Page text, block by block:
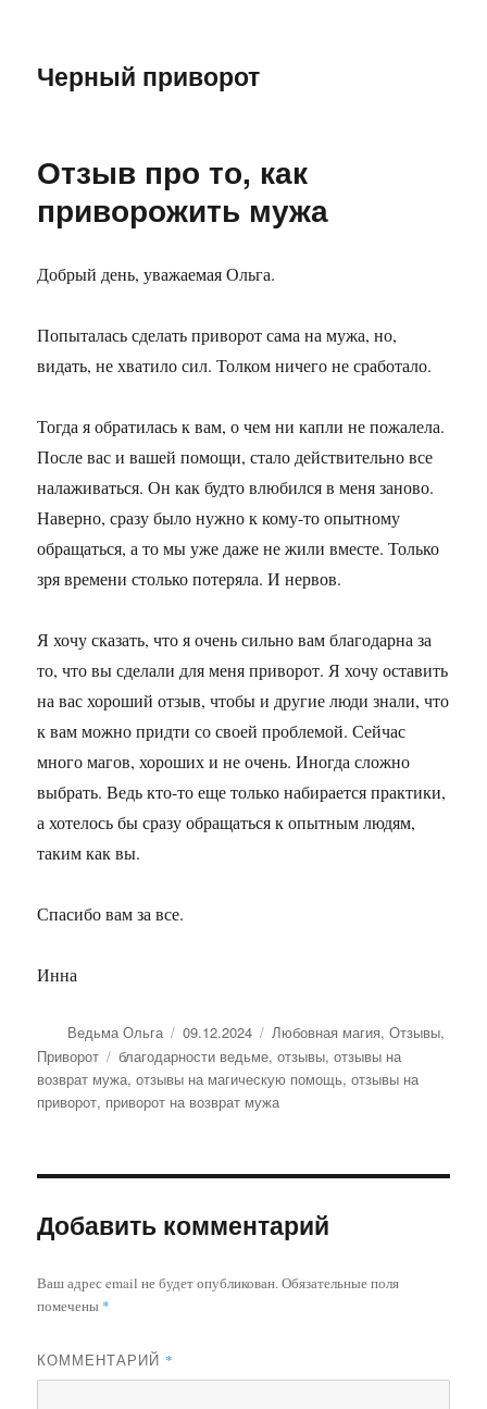
Черный приворот
Отзыв про то, как
приворожить мужа
Добрый день, уважаемая Ольга.
Попыталась сделать приворот сама на мужа, но,
видать, не хватило сил. Толком ничего не сработало.
Тогда я обратилась к вам, о чем ни капли не пожалела.
После вас и вашей помощи, стало действительно все
налаживаться. Он как будто влюбился в меня заново.
Наверно, сразу было нужно к кому-то опытному
обращаться, а то мы уже даже не жили вместе. Только
зря времени столько потеряла. И нервов.
Я хочу сказать, что я очень сильно вам благодарна за
то, что вы сделали для меня приворот. Я хочу оставить
на вас хороший отзыв, чтобы и другие люди знали, что
к вам можно придти со своей проблемой. Сейчас
много магов, хороших и не очень. Иногда сложно
выбрать. Ведь кто-то еще только набирается практики,
а хотелось бы сразу обращаться к опытным людям,
таким как вы.
Спасибо вам за все.
Инна
Автор
Ведьма Ольга Опубликовано
09.12.2024 Рубрики
Любовная магия,Отзывы,
Приворот
Метки
благодарности ведьме,отзывы,отзывы на
возврат мужа,отзывы на магическую помощь,отзывы на
приворот, приворот на возврат мужа
Добавить комментарий
Ваш адрес email не будет опубликован.Обязательные поля
помечены *
КОММЕНТАРИЙ *